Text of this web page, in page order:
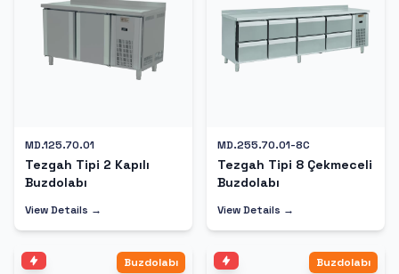
MD.125.70.01
Tezgah Tipi 2 Kapılı
Buzdolabı
View Details →
MD.255.70.01-8C
Tezgah Tipi 8 Çekmeceli
Buzdolabı
View Details →
Buzdolabı Buzdolabı